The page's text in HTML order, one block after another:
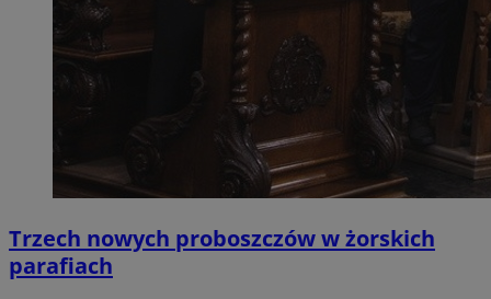
Trzech nowych proboszczów w żorskich
parafiach